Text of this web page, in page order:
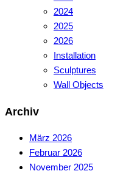
2024
2025
2026
Installation
Sculptures
Wall Objects
Archiv
März 2026
Februar 2026
November 2025